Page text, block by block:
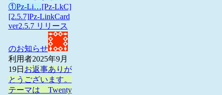
①Pz-Li…[Pz-LkC]
[2.5.7]Pz-LinkCard
ver2.5.7 リリース
のお知らせ
利用者2025年9月
19日 お返事ありが
とうございます。
テーマは Twenty